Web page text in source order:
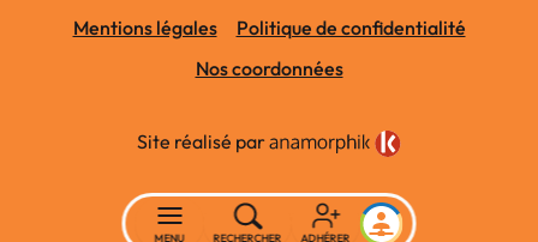
Mentions légales
Politique de confidentialité
Nos coordonnées
Site réalisé par
MENU RECHERCHER ADHÉRER